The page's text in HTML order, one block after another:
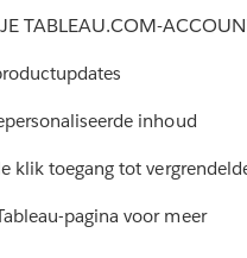
TABLEAU.COM-
inhoud
klik toegang tot
pagina voor meer